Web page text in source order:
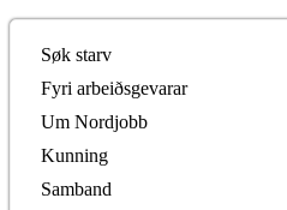
Søk starv
Fyri arbeiðsgevarar
Um Nordjobb
Kunning
Samband